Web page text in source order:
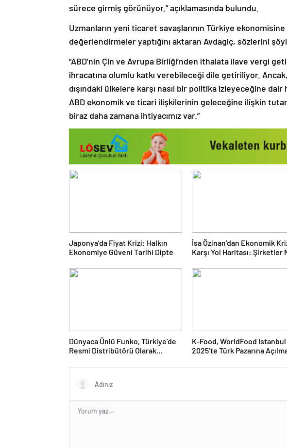
sürece girmiş görünüyor.” açıklamasında bulundu.
Uzmanların yeni ticaret savaşlarının Türkiye
değerlendirmeler yaptığını aktaran Avdagiç, sözlerini
“ABD’nin Çin ve Avrupa Birliği’nden ithalata ilave vergi
ihracatına olumlu katkı verebileceği dile getiriliyor.
dışındaki ülkelere karşı nasıl bir politika izleyeceğine
ABD ekonomik ve ticari ilişkilerinin geleceğine ilişkin
biraz daha zamana ihtiyacımız var.”
Japonya’da Fiyat Krizi: Halkın
Ekonomiye Güveni Tarihi Dipte
İsa Özinan’dan Ekonomik
Karşı Yol Haritası: Şirketler
Dünyaca Ünlü Funko, Türkiye’de
Resmi Distribütörü Olarak
K-Food, WorldFood Istanbul
2025’te Türk Pazarına